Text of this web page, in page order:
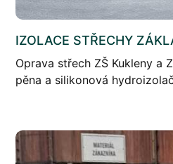
IZOLACE STŘECHY
Oprava střech ZŠ Kukleny a
pěna a silikonová